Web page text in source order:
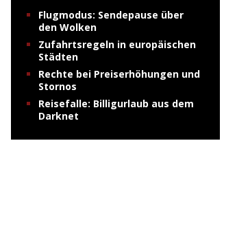
Flugmodus: Sendepause über
den Wolken
Zufahrtsregeln in europäischen
Städten
Rechte bei Preiserhöhungen und
Stornos
Reisefalle: Billigurlaub aus dem
Darknet